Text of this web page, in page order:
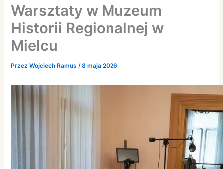
Warsztaty w Muzeum
Historii Regionalnej w
Mielcu
PrzezWojciech Ramus/8 maja 2026